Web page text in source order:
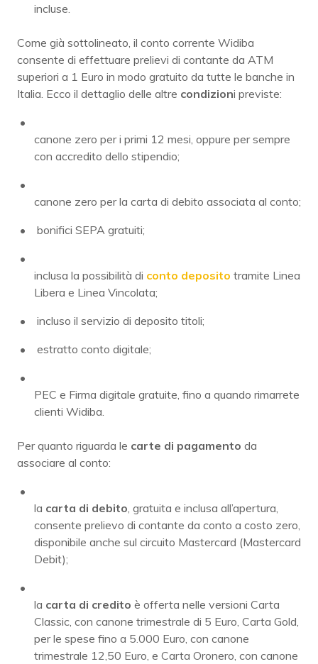
incluse.
Come già sottolineato, il conto corrente Widiba
consente di effettuare prelievi di contante da ATM
superiori a 1 Euro in modo gratuito da tutte le banche in
Italia. Ecco il dettaglio delle altre condizioni previste:
canone zero per i primi 12 mesi, oppure per sempre
con accredito dello stipendio;
canone zero per la carta di debito associata al conto;
bonifici SEPA gratuiti;
inclusa la possibilità di conto deposito tramite Linea
Libera e Linea Vincolata;
incluso il servizio di deposito titoli;
estratto conto digitale;
PEC e Firma digitale gratuite, fino a quando rimarrete
clienti Widiba.
Per quanto riguarda le carte di pagamento da
associare al conto:
la carta di debito , gratuita e inclusa all’apertura,
consente prelievo di contante da conto a costo zero,
disponibile anche sul circuito Mastercard (Mastercard
Debit);
la carta di credito è offerta nelle versioni Carta
Classic, con canone trimestrale di 5 Euro, Carta Gold,
per le spese fino a 5.000 Euro, con canone
trimestrale 12,50 Euro, e Carta Oronero, con canone